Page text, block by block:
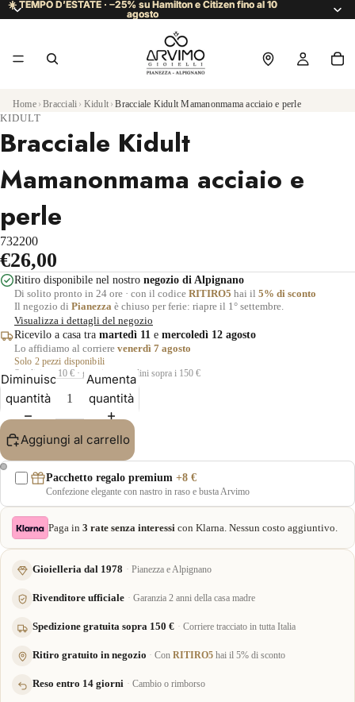
☀️ TEMPO D’ESTATE · −25% su Hamilton e Citizen fino al 10
agosto
☀️ TEMPO D’ESTATE · −25% su Hamilton e Citizen fino al 10
agosto
Home › Bracciali › Kidult › Bracciale Kidult Mamanonmama acciaio e perle
KIDULT
Bracciale Kidult
Mamanonmama acciaio e
perle
732200
€26,00
Ritiro disponibile nel nostro negozio di Alpignano
Di solito pronto in 24 ore · con il codice RITIRO5 hai il 5% di sconto
Il negozio di Pianezza è chiuso per ferie: riapre il 1° settembre.
Visualizza i dettagli del negozio
Ricevilo a casa tra martedì 11 e mercoledì 12 agosto
Lo affidiamo al corriere venerdì 7 agosto
Solo 2 pezzi disponibili
Spedizione 10 € · gratuita per ordini sopra i 150 €
Diminuisci
quantità
Aumenta
quantità
Aggiungi al carrello
Pacchetto regalo premium +8 €
Confezione elegante con nastro in raso e busta Arvimo
Paga in 3 rate senza interessi con Klarna. Nessun costo aggiuntivo.
Gioielleria dal 1978 Pianezza e Alpignano
Rivenditore ufficiale Garanzia 2 anni della casa madre
Spedizione gratuita sopra 150 € Corriere tracciato in tutta Italia
Ritiro gratuito in negozio Con RITIRO5 hai il 5% di sconto
Reso entro 14 giorni Cambio o rimborso